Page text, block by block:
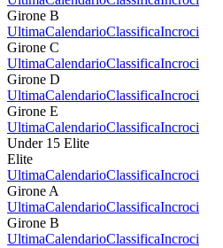
Girone B
UltimaCalendarioClassificaIncroci
Girone C
UltimaCalendarioClassificaIncroci
Girone D
UltimaCalendarioClassificaIncroci
Girone E
UltimaCalendarioClassificaIncroci
Under 15 Elite
Elite
UltimaCalendarioClassificaIncroci
Girone A
UltimaCalendarioClassificaIncroci
Girone B
UltimaCalendarioClassificaIncroci